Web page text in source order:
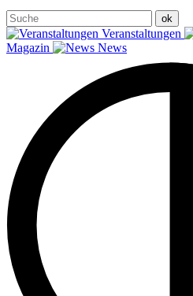
Veranstaltungen
Magazin
News